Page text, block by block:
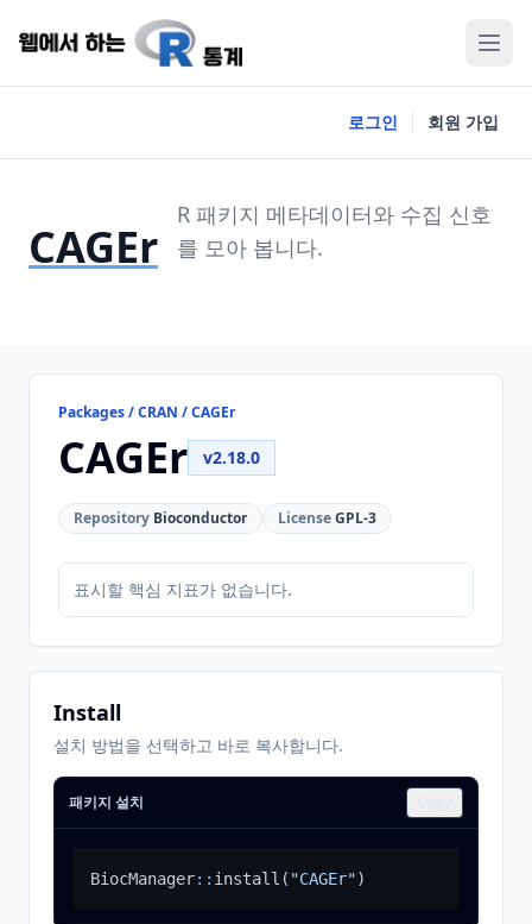
로그인 회원 가입
CAGEr
R 패키지 메타데이터와 수집 신호
를 모아 봅니다.
Packages / CRAN / CAGEr
CAGEr v2.18.0
Repository Bioconductor LicenseGPL-3
표시할 핵심 지표가 없습니다.
Install
설치 방법을 선택하고 바로 복사합니다.
패키지 설치
BiocManager:: install ( "CAGEr")